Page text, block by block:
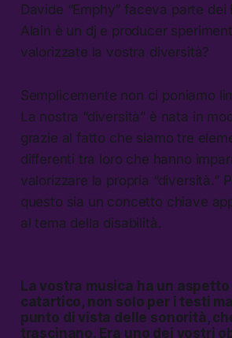
Davide “Emphy” faceva parte dei
Alain è un dj e producer
valorizzate la vostra diversità?
Semplicemente non ci poniamo
La nostra “diversità” è nata in
grazie al fatto che siamo tre
differenti tra loro che hanno
valorizzare la propria “diversità.”
questo sia un concetto chiave
al tema della disabilità.
La vostra musica ha un
catartico, non solo per i testi
punto di vista delle sonorità,
trascinano. Era uno dei vostri